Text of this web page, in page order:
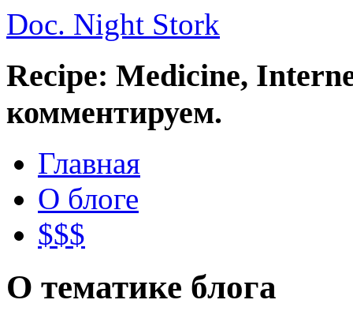
Doc. Night Stork
Recipe: Medicine,
комментируем.
Главная
О блоге
$$$
О тематике блога